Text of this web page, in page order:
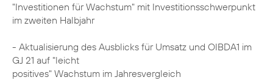
"Investitionen für Wachstum" mit Investitionsschwerpunkt
im zweiten Halbjahr
- Aktualisierung des Ausblicks für Umsatz und OIBDA1 im
GJ 21 auf "leicht
positives" Wachstum im Jahresvergleich